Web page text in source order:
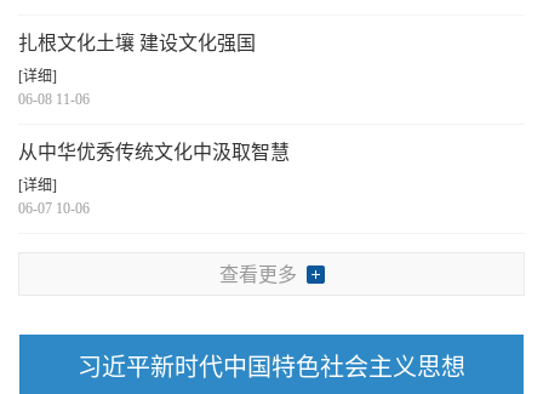
扎根文化土壤 建设文化强国
[详细]
06-08 11-06
从中华优秀传统文化中汲取智慧
[详细]
06-07 10-06
查看更多
习近平新时代中国特色社会主义思想